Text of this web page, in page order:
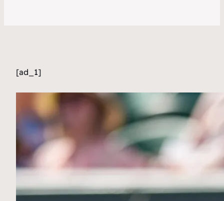
[ad_1]